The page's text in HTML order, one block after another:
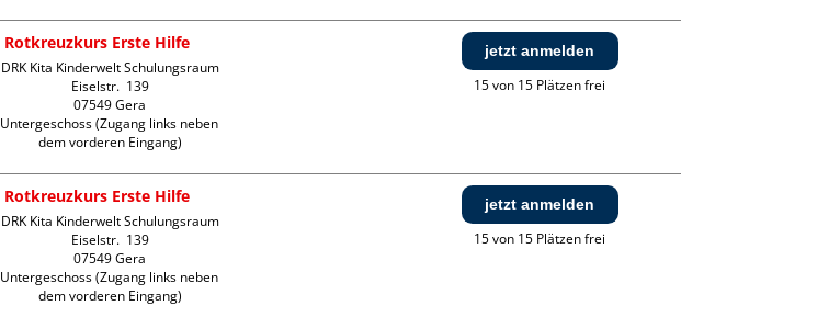
Rotkreuzkurs Erste Hilfe
DRK Kita Kinderwelt Schulungsraum
Eiselstr.  139
07549 Gera
Untergeschoss (Zugang links neben
dem vorderen Eingang)
jetzt anmelden
15 von 15 Plätzen frei
Rotkreuzkurs Erste Hilfe
DRK Kita Kinderwelt Schulungsraum
Eiselstr.  139
07549 Gera
Untergeschoss (Zugang links neben
dem vorderen Eingang)
jetzt anmelden
15 von 15 Plätzen frei